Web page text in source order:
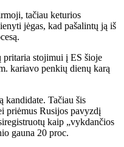
tačiau keturios
jėgas, kad pašalintų ją iš
stojimui į ES šioje
kariavo penkių dienų karą
kandidate. Tačiau šis
priėmus Rusijos pavyzdį
kaip „vykdančios
gauna 20 proc.